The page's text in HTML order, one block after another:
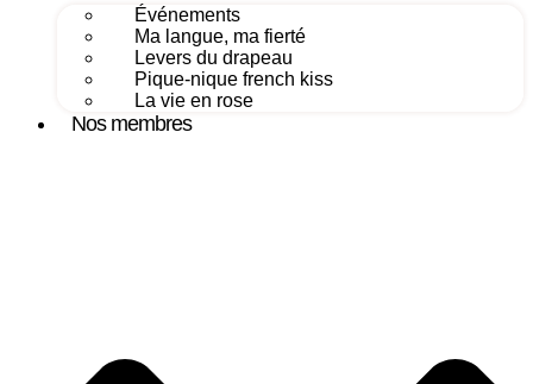
Événements
Ma langue, ma fierté
Levers du drapeau
Pique-nique french kiss
La vie en rose
Nos membres